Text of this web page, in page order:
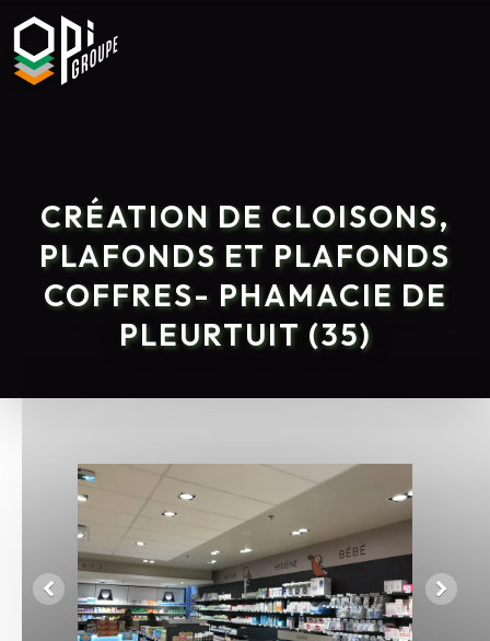
CRÉATION DE CLOISONS,
PLAFONDS ET PLAFONDS
COFFRES- PHAMACIE DE
PLEURTUIT (35)